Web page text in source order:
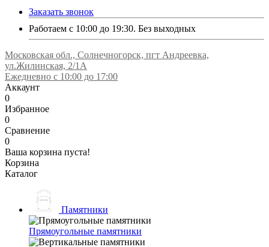
Заказать звонок
Работаем с 10:00 до 19:30. Без выходных
Московская обл., Солнечногорск, пгт Андреевка,
ул.Жилинская, 2/1А
Ежедневно с 10:00 до 17:00
Аккаунт
0
Избранное
0
Сравнение
0
Ваша корзина пуста!
Корзина
Каталог
Памятники
Прямоугольные памятники